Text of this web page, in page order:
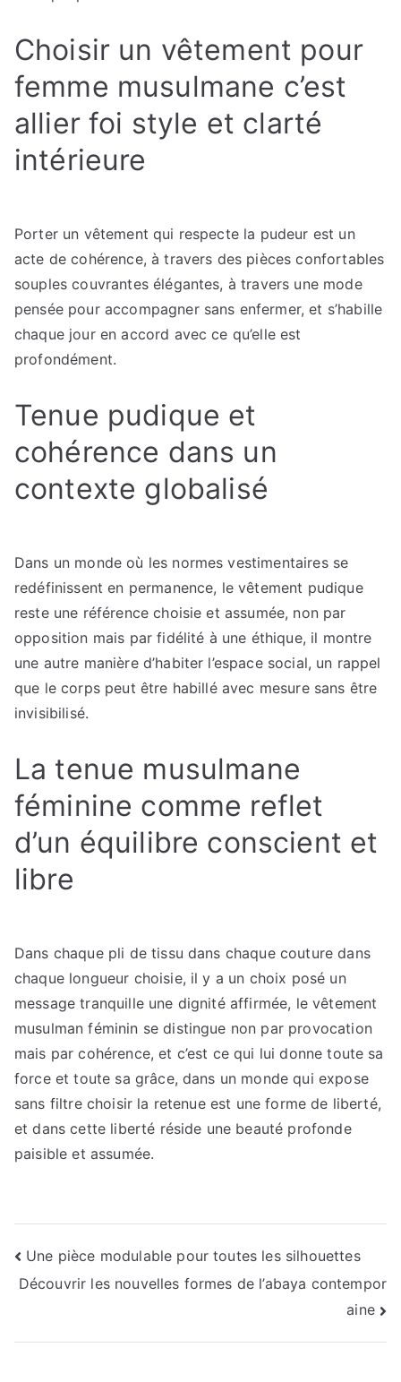
Choisir un vêtement pour
femme musulmane c’est
allier foi style et clarté
intérieure
Porter un vêtement qui respecte la pudeur est un
acte de cohérence, à travers des pièces confortables
souples couvrantes élégantes, à travers une mode
pensée pour accompagner sans enfermer, et s’habille
chaque jour en accord avec ce qu’elle est
profondément.
Tenue pudique et
cohérence dans un
contexte globalisé
Dans un monde où les normes vestimentaires se
redéfinissent en permanence, le vêtement pudique
reste une référence choisie et assumée, non par
opposition mais par fidélité à une éthique, il montre
une autre manière d’habiter l’espace social, un rappel
que le corps peut être habillé avec mesure sans être
invisibilisé.
La tenue musulmane
féminine comme reflet
d’un équilibre conscient et
libre
Dans chaque pli de tissu dans chaque couture dans
chaque longueur choisie, il y a un choix posé un
message tranquille une dignité affirmée, le vêtement
musulman féminin se distingue non par provocation
mais par cohérence, et c’est ce qui lui donne toute sa
force et toute sa grâce, dans un monde qui expose
sans filtre choisir la retenue est une forme de liberté,
et dans cette liberté réside une beauté profonde
paisible et assumée.
Navigation
de
l’article
Une pièce modulable pour toutes les silhouettes
Découvrir les nouvelles formes de l’abaya contempor
aine